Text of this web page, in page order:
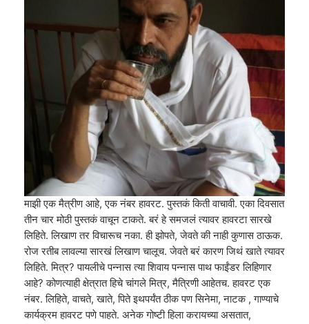
माझी एक मैत्रीण आहे, एक नंबर हावरट. पुस्तकं किती वाचावी. एका दिवसात
तीन चार मोठी पुस्तकं वाचून टाकते. बरं हे समजलं त्यावर हावरटा सारखे
लिहिते. लिखाण तर विचारूच नका. ही झोपते, जेवते की नाही कुणास ठाऊक.
रोज रतीब लावल्या सारखं लिखाण चालूच. जेवते बरं कारण जिथं खाते त्यावर
लिहिते. मित्र? पायलीचे पन्नास त्या शिवाय पन्नास पाथ फाईंडर लिहिणार
आहे? कोणत्याही क्षेत्रात हिचे चांगले मित्र, मैत्रिणी आहेतच. हावरट एक
नंबर. लिहिते, वाचते, खाते, पिते इथपर्यंत ठीक पण सिनेमा, नाटक , गाण्याचे
कार्यक्रम हावरट पणे पाहते. अनेक गोष्टी हिला करायच्या असतात,